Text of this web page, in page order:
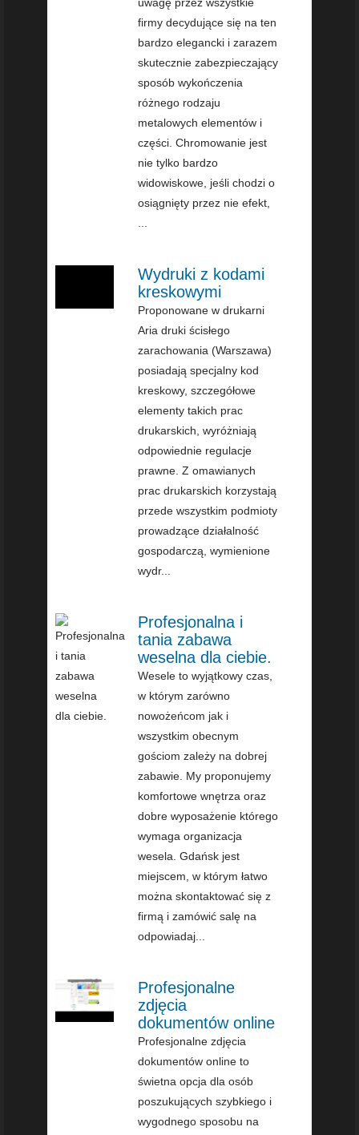
firmy decydujące się na ten
bardzo elegancki i zarazem
skutecznie zabezpieczający
sposób wykończenia
różnego rodzaju
metalowych elementów i
części. Chromowanie jest
nie tylko bardzo
widowiskowe, jeśli chodzi o
osiągnięty przez nie efekt,
Wydruki z kodami
kreskowymi
Proponowane w drukarni
Aria druki ścisłego
zarachowania (Warszawa)
posiadają specjalny kod
kreskowy, szczegółowe
elementy takich prac
drukarskich, wyróżniają
odpowiednie regulacje
prawne. Z omawianych
prac drukarskich korzystają
przede wszystkim podmioty
prowadzące działalność
gospodarczą, wymienione
wydr...
Profesjonalna i
tania zabawa
weselna dla ciebie.
Wesele to wyjątkowy czas,
w którym zarówno
nowożeńcom jak i
wszystkim obecnym
gościom zależy na dobrej
zabawie. My proponujemy
komfortowe wnętrza oraz
dobre wyposażenie którego
wymaga organizacja
wesela. Gdańsk jest
miejscem, w którym łatwo
można skontaktować się z
firmą i zamówić salę na
odpowiadaj...
Profesjonalne
zdjęcia
dokumentów online
Profesjonalne zdjęcia
dokumentów online to
świetna opcja dla osób
poszukujących szybkiego i
wygodnego sposobu na